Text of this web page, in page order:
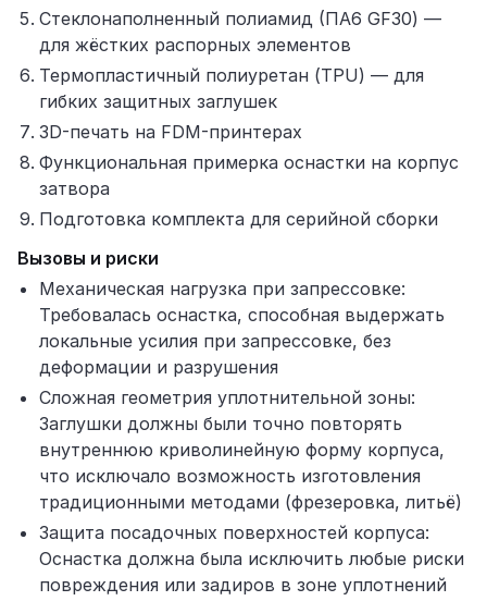
Стеклонаполненный полиамид (ПА6 GF30) —
для жёстких распорных элементов
Термопластичный полиуретан (TPU) — для
гибких защитных заглушек
3D-печать на FDM-принтерах
Функциональная примерка оснастки на корпус
затвора
Подготовка комплекта для серийной сборки
Вызовы и риски
Механическая нагрузка при запрессовке:
Требовалась оснастка, способная выдержать
локальные усилия при запрессовке, без
деформации и разрушения
Сложная геометрия уплотнительной зоны:
Заглушки должны были точно повторять
внутреннюю криволинейную форму корпуса,
что исключало возможность изготовления
традиционными методами (фрезеровка, литьё)
Защита посадочных поверхностей корпуса:
Оснастка должна была исключить любые риски
повреждения или задиров в зоне уплотнений